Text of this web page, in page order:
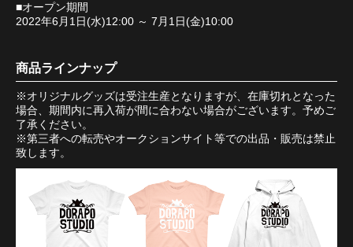
■オープン期間
2022年6月1日(水)12:00 ～ 7月1日(金)10:00
商品ラインナップ
※オリジナルグッズは受注生産となりますが、在庫切れとなった
場合、期間内に再入荷が間に合わない場合がございます。予めご
了承ください。
※第三者への転売やオークションサイト等での出品・販売は禁止
致します。